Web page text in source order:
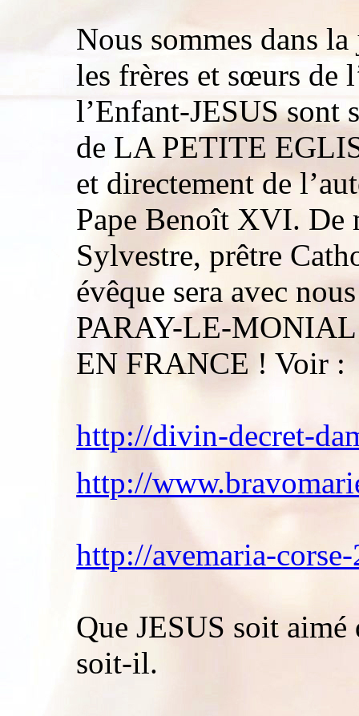
Nous sommes dans
les frères et sœurs de
l’Enfant-JESUS sont
de LA PETITE
et directement de
Pape Benoît XVI. De
Sylvestre, prêtre
évêque sera avec
PARAY-LE-
EN FRANCE ! Voir :
http://divin-decret-
http://
http://avemaria-
Que JESUS soit
soit-il.